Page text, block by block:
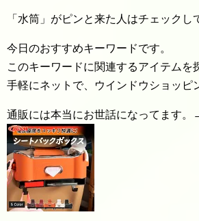
「水筒」がピンと来た人はチェック
今日のおすすめキーワードです。
このキーワードに関連するアイテムを
手軽にネットで、ウインドウショッピ
通販には本当にお世話になってます。